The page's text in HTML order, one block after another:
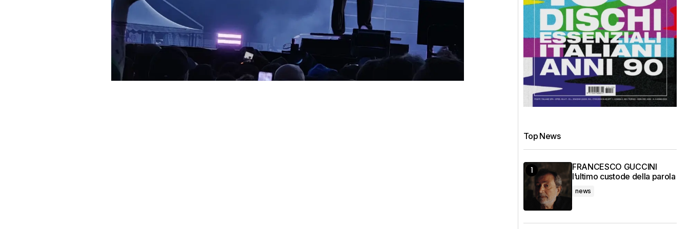
Top News
FRANCESCO GUCCINI
l’ultimo custode della parola
news